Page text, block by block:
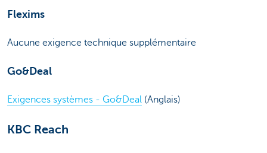
Flexims
Aucune exigence technique supplémentaire
Go&Deal
Exigences systèmes - Go&Deal (Anglais)
KBC Reach